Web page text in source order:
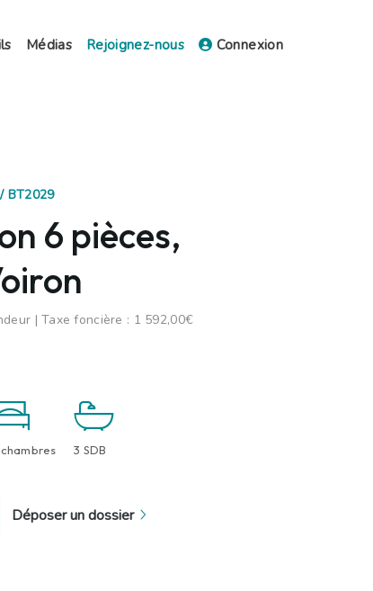
Médias Rejoignez-nous Connexion
BT2029
6 pièces,
| Taxe foncière : 1 592,00€
3 SDB
Déposer un dossier